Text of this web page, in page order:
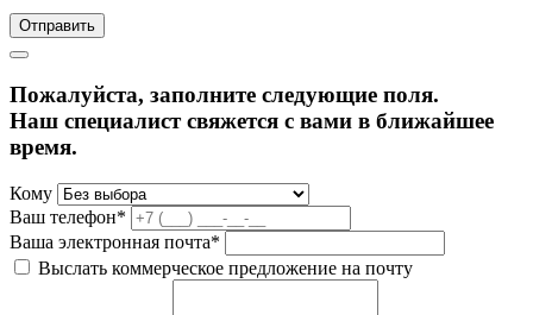
Пожалуйста, заполните следующие поля.
Наш специалист свяжется с вами в ближайшее
время.
Кому
Ваш телефон*
Ваша электронная почта*
Выслать коммерческое предложение на почту